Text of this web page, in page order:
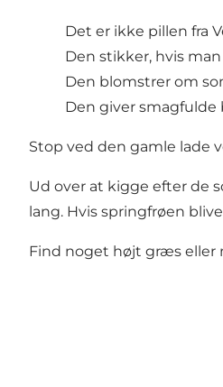
Det er ikke pillen fra
Den stikker, hvis
Den blomstrer om
Den giver
Stop ved den gamle lade
Ud over at kigge efter de
lang. Hvis springfrøen
Find noget højt græs eller